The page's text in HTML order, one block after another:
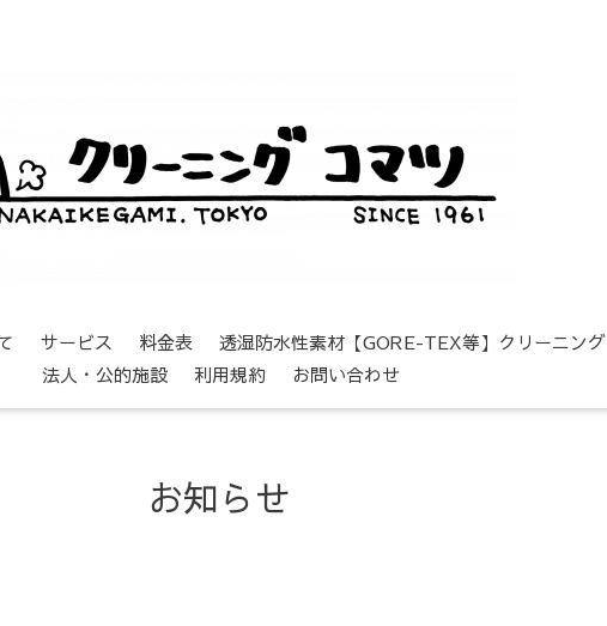
サービス 料金表 透湿防水性素材【GORE-TEX等】クリーニング
法人・公的施設
利用規約 お問い合わせ
お知らせ